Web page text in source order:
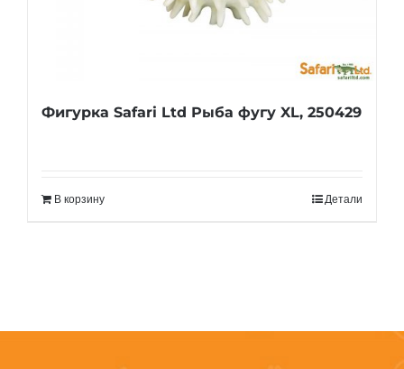
Фигурка Safari Ltd Рыба фугу XL, 250429
В корзину Детали